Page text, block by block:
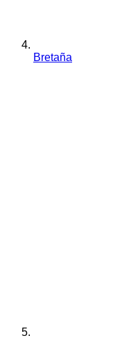
Bretaña